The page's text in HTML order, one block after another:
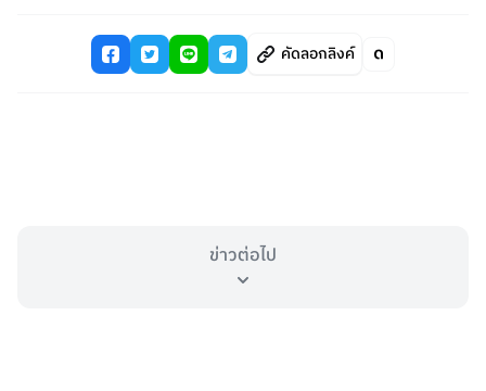
คัดลอกลิงค์
ข่าวต่อไป